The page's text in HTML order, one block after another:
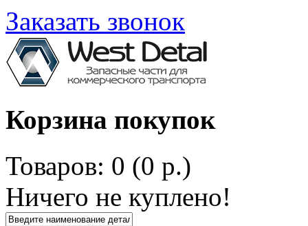
Заказать звонок
Корзина покупок
Товаров: 0 (0 р.)
Ничего не куплено!